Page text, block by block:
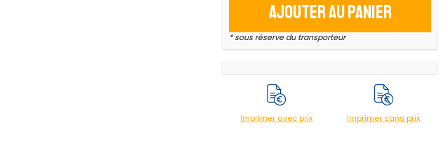
Ajouter au panier
* sous réserve du transporteur
Imprimer avec prix Imprimer sans prix